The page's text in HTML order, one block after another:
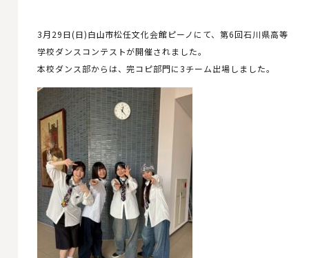
3月29日(日)白山市松任文化会館ピーノにて、第6回石川県高等
学校ダンスコンテストが開催されました。
本校ダンス部からは、完コピ部門に3チーム出場しました。